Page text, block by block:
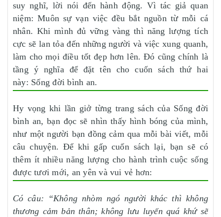
suy nghĩ, lời nói đến hành động. Vì tác giả quan
niệm: Muôn sự vạn việc đều bắt nguồn từ mỗi cá
nhân. Khi mình đủ vững vàng thì năng lượng tích
cực sẽ lan tỏa đến những người và việc xung quanh,
làm cho mọi điều tốt đẹp hơn lên. Đó cũng chính là
tầng ý nghĩa để đặt tên cho cuốn sách thứ hai
này: Sống đời bình an.
Hy vọng khi lần giở từng trang sách của Sống đời
bình an, bạn đọc sẽ nhìn thấy hình bóng của mình,
như một người bạn đồng cảm qua mỗi bài viết, mỗi
câu chuyện. Để khi gấp cuốn sách lại, bạn sẽ có
thêm ít nhiều năng lượng cho hành trình cuộc sống
được tươi mới, an yên và vui vẻ hơn:
Có câu: “Không nhòm ngó người khác thì không
thương cảm bản thân; không lưu luyến quá khứ sẽ